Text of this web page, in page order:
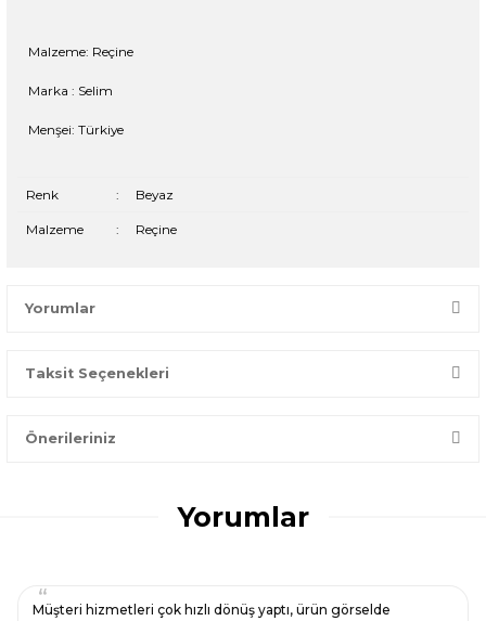
Malzeme: Reçine
Marka : Selim
Menşei: Türkiye
Renk : Beyaz
Malzeme : Reçine
Yorumlar
Taksit Seçenekleri
Önerileriniz
konularda yetersiz gördüğünüz noktaları öneri formunu
kullanarak tarafımıza iletebilirsiniz.
Ürün resmi kalitesiz, bozuk veya görüntülenemiyor.
Yorumlar
Müşteri hizmetleri çok hızlı dönüş yaptı, ürün görselde